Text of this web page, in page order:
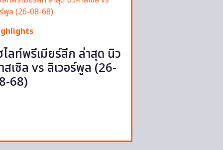
ไลท์พรีเมียร์ลีก ล่าสุด นิว
สเซิล vs ลิเวอร์พูล (26-
68)